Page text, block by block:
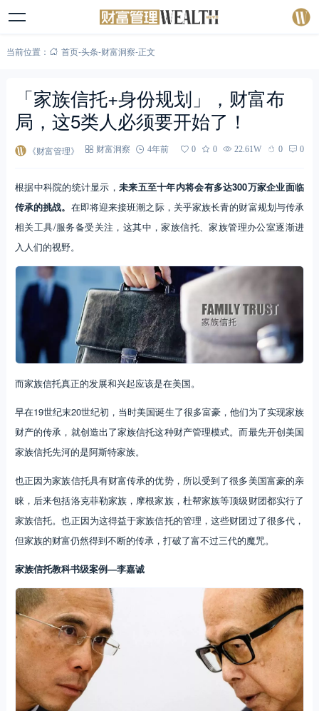
当前位置： 首页-头条-财富洞察-正文
「家族信托+身份规划」，财富布
局，这5类人必须要开始了！
《财富管理》 财富洞察 4年前 0 0 22.61W 0 0
根据中科院的统计显示，未来五至十年内将会有多达300万家企业面临
传承的挑战。 在即将迎来接班潮之际，关乎家族长青的财富规划与传承
相关工具/服务备受关注，这其中，家族信托、家族管理办公室逐渐进
入人们的视野。
而家族信托真正的发展和兴起应该是在美国。
早在19世纪末20世纪初，当时美国诞生了很多富豪，他们为了实现家族
财产的传承，就创造出了家族信托这种财产管理模式。而最先开创美国
家族信托先河的是阿斯特家族。
也正因为家族信托具有财富传承的优势，所以受到了很多美国富豪的亲
睐，后来包括洛克菲勒家族，摩根家族，杜帮家族等顶级财团都实行了
家族信托。也正因为这得益于家族信托的管理，这些财团过了很多代，
但家族的财富仍然得到不断的传承，打破了富不过三代的魔咒。
家族信托教科书级案例—李嘉诚